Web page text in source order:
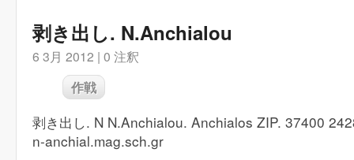
剥き出し. N.Anchialou
6 3月 2012 | 0 注釈
作戦
剥き出し. N N.Anchialou. Anchialos ZIP. 37400
n-anchial.mag.sch.gr